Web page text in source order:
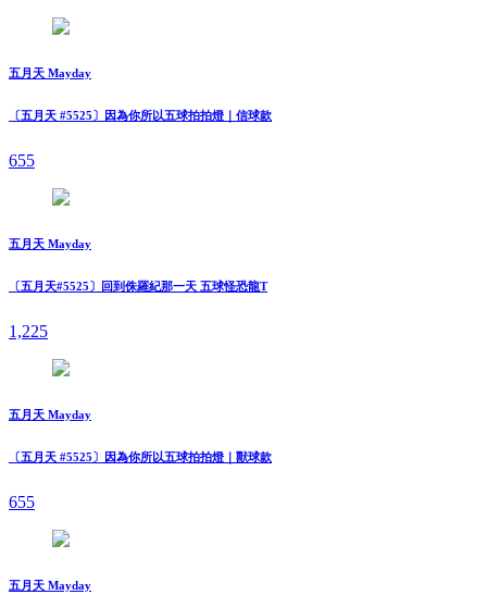
五月天 Mayday
〔五月天 #5525〕因為你所以五球拍拍燈｜信球款
655
五月天 Mayday
〔五月天#5525〕回到侏羅紀那一天 五球怪恐龍T
1,225
五月天 Mayday
〔五月天 #5525〕因為你所以五球拍拍燈｜獸球款
655
五月天 Mayday